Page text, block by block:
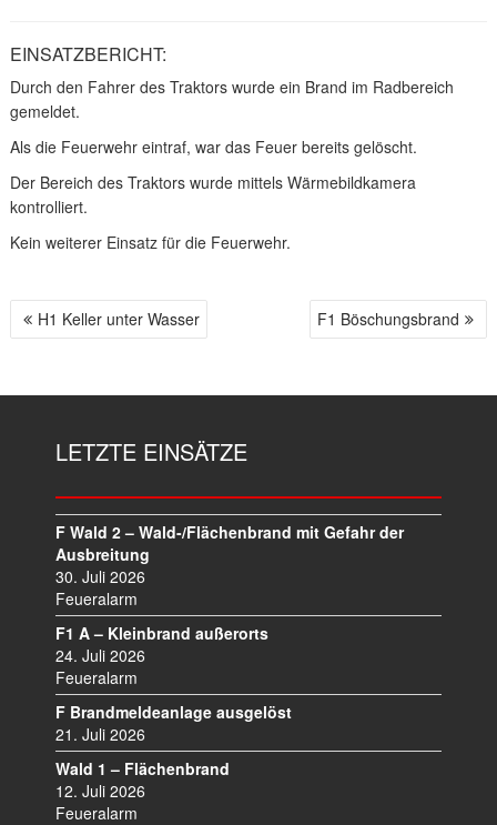
EINSATZBERICHT:
Durch den Fahrer des Traktors wurde ein Brand im Radbereich
gemeldet.
Als die Feuerwehr eintraf, war das Feuer bereits gelöscht.
Der Bereich des Traktors wurde mittels Wärmebildkamera
kontrolliert.
Kein weiterer Einsatz für die Feuerwehr.
B H1 Keller unter Wasser F1 Böschungsbrand
LETZTE EINSÄTZE
F Wald 2 – Wald-/Flächenbrand mit Gefahr der
Ausbreitung
30. Juli 2026
Feueralarm
F1 A – Kleinbrand außerorts
24. Juli 2026
Feueralarm
F Brandmeldeanlage ausgelöst
21. Juli 2026
Wald 1 – Flächenbrand
12. Juli 2026
Feueralarm